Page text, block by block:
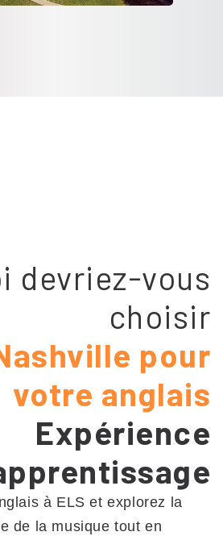
devriez-vous
choisir
pour
votre anglais
Expérience
à ELS et explorez la
de la musique tout en